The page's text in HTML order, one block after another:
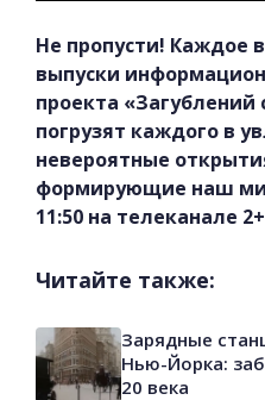
Не пропусти! Каждое
выпуски
проекта «Загублений
погрузят каждого в
невероятные
формирующие наш
11:50 на телеканале
Читайте также:
Зарядные
Нью-Йорка:
20 века